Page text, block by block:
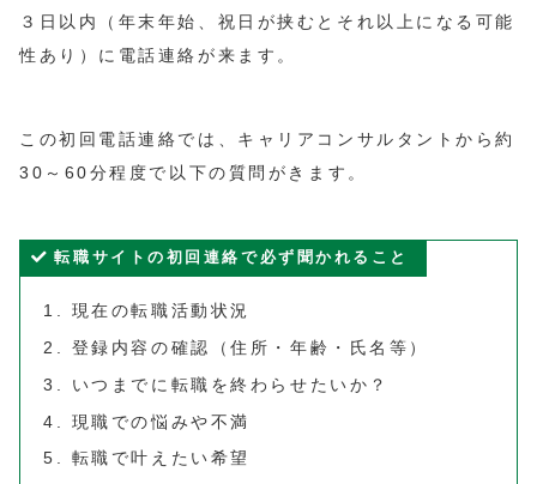
３日以内（年末年始、祝日が挟むとそれ以上になる可能
性あり）に電話連絡が来ます。
この初回電話連絡では、キャリアコンサルタントから約
30～60分程度で以下の質問がきます。
転職サイトの初回連絡で必ず聞かれること
現在の転職活動状況
登録内容の確認（住所・年齢・氏名等）
いつまでに転職を終わらせたいか？
現職での悩みや不満
転職で叶えたい希望